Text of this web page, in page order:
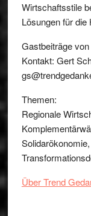
Wirtschaftsstile
Lösungen für die
Gastbeiträge
Kontakt: Gert
Themen:
Regionale
Über Trend